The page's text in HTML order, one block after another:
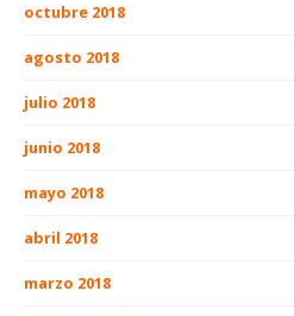
octubre 2018
agosto 2018
julio 2018
junio 2018
mayo 2018
abril 2018
marzo 2018